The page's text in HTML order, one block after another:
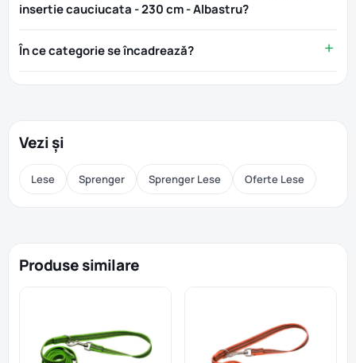
insertie cauciucata - 230 cm - Albastru?
În ce categorie se încadrează?
Vezi și
Lese Sprenger Sprenger Lese Oferte Lese
Produse similare